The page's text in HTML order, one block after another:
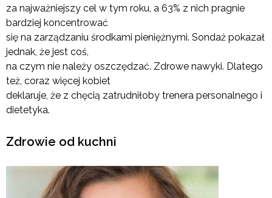
za najważniejszy cel w tym roku, a 63% z nich pragnie
bardziej koncentrować
się na zarządzaniu środkami pieniężnymi. Sondaż pokazał
jednak, że jest coś,
na czym nie należy oszczędzać. Zdrowe nawyki. Dlatego
też, coraz więcej kobiet
deklaruje, że z chęcią zatrudniłoby trenera personalnego i
dietetyka.
Zdrowie od kuchni